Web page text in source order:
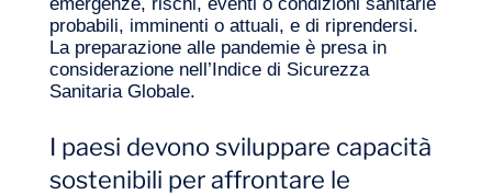
probabili, imminenti o attuali, e di riprendersi.
La preparazione alle pandemie è presa in
considerazione nell’Indice di Sicurezza
Sanitaria Globale.
I paesi devono sviluppare capacità
sostenibili per affrontare le